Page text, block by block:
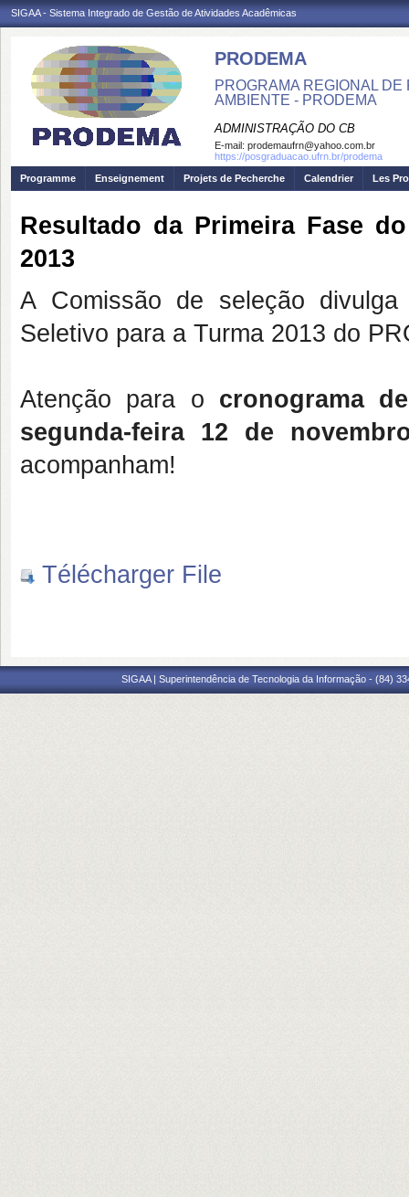
SIGAA - Sistema Integrado de Gestão de Atividades Acadêmicas
PRODEMA
PROGRAMA REGIONAL
AMBIENTE - PRODEMA
ADMINISTRAÇÃO DO CB
E-mail: prodemaufrn@yahoo.com.br
https://posgraduacao.ufrn.br/prodema
Programme
Enseignement Projets de Pecherche Calendrier Les
Resultado da Primeira Fase
2013
A Comissão de seleção
Seletivo para a Turma 2013 do
Atenção para o cronograma
segunda-feira 12 de
acompanham!
Télécharger File
SIGAA | Superintendência de Tecnologia da Informação - (84)